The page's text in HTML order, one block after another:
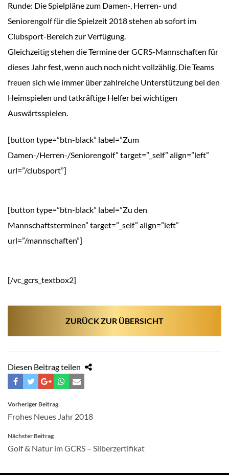
Runde: Die Spielpläne zum Damen-, Herren- und
Seniorengolf für die Spielzeit 2018 stehen ab sofort im
Clubsport-Bereich zur Verfügung.
Gleichzeitig stehen die Termine der GCRS-Mannschaften für
dieses Jahr fest, wenn auch noch nicht vollzählig. Die Teams
freuen sich wie immer über zahlreiche Unterstützung bei den
Heimspielen und tatkräftige Helfer bei wichtigen
Auswärtsspielen.
[button type=”btn-black” label=”Zum
Damen-/Herren-/Seniorengolf” target=”_self” align=”left”
url=”/clubsport”]
[button type=”btn-black” label=”Zu den
Mannschaftsterminen” target=”_self” align=”left”
url=”/mannschaften”]
[/vc_gcrs_textbox2]
ZURÜCK ZUR ÜBERSICHT
Diesen Beitrag teilen
BEITRAGSNAVIGATION
Vorheriger Beitrag
Frohes Neues Jahr 2018
Nächster Beitrag
Golf & Natur im GCRS – Silberzertifikat